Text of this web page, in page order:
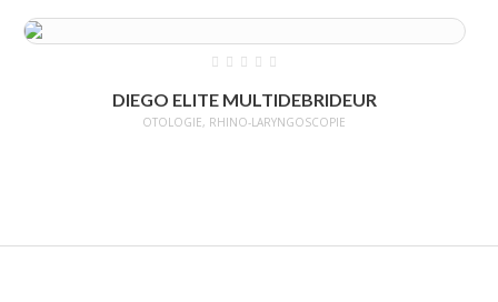
DIEGO ELITE MULTIDEBRIDEUR
OTOLOGIE, RHINO-LARYNGOSCOPIE